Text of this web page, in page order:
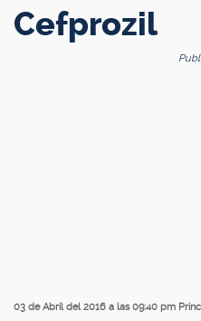
Cefprozil
03 de Abril del 2016 a las 09:40 pm